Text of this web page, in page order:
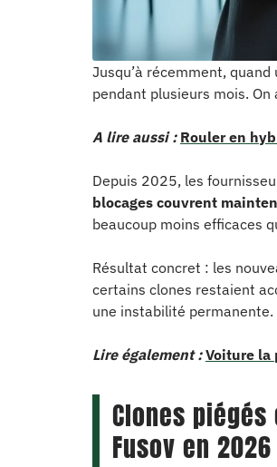
Jusqu’à récemment,
pendant plusieurs mois.
A lire aussi : Rouler en
Depuis 2025, les
blocages couvrent
beaucoup moins efficaces
Résultat concret : les
certains clones restaient
une instabilité permanente.
Lire également : Voiture la
Clones
Fusov en 2026